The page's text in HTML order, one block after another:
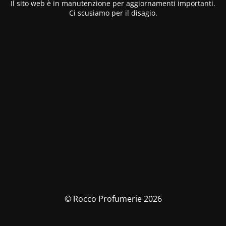
Il sito web è in manutenzione per aggiornamenti importanti.
Ci scusiamo per il disagio.
© Rocco Profumerie 2026